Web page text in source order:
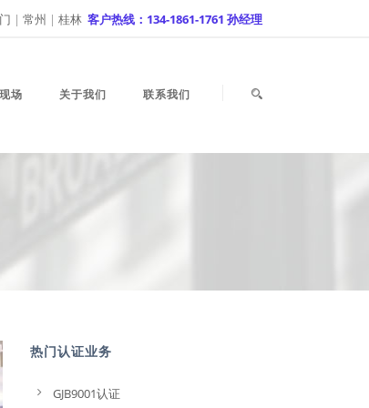
| 常州 | 桂林 客户热线：134-1861-1761 孙经理
场 关于我们 联系我们
热门认证业务
GJB9001认证